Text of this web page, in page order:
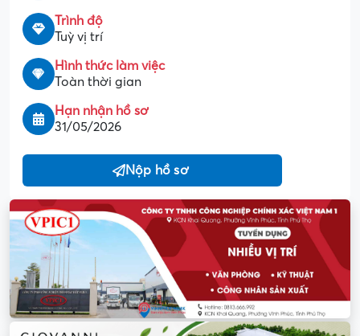
Trình độ
Tuỳ vị trí
Hình thức làm việc
Toàn thời gian
Hạn nhận hồ sơ
31/05/2026
Nộp hồ sơ